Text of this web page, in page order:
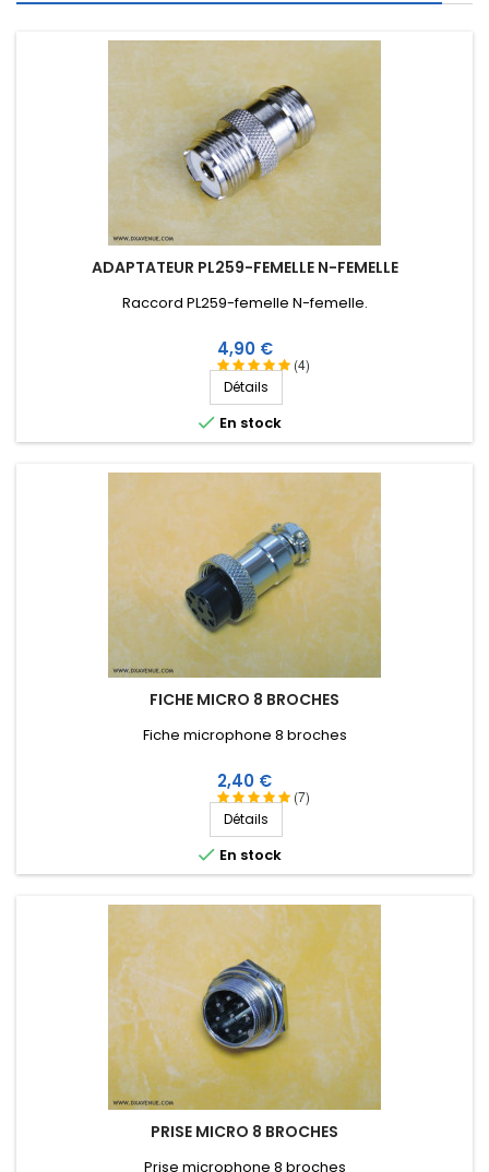
ADAPTATEUR PL259-FEMELLE N-FEMELLE
(4)
Raccord PL259-femelle N-femelle.
Prix
4,90 €
Détails
 En stock
FICHE MICRO 8 BROCHES
(7)
Fiche microphone 8 broches
Prix
2,40 €
Détails
 En stock
PRISE MICRO 8 BROCHES
Prise microphone 8 broches